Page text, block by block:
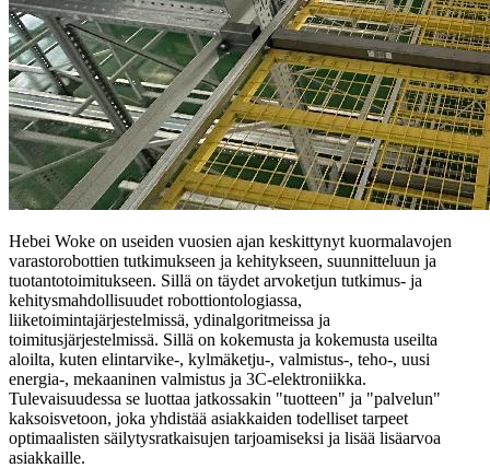
Hebei Woke on useiden vuosien ajan keskittynyt kuormalavojen
varastorobottien tutkimukseen ja kehitykseen, suunnitteluun ja
tuotantotoimitukseen. Sillä on täydet arvoketjun tutkimus- ja
kehitysmahdollisuudet robottiontologiassa,
liiketoimintajärjestelmissä, ydinalgoritmeissa ja
toimitusjärjestelmissä. Sillä on kokemusta ja kokemusta useilta
aloilta, kuten elintarvike-, kylmäketju-, valmistus-, teho-, uusi
energia-, mekaaninen valmistus ja 3C-elektroniikka.
Tulevaisuudessa se luottaa jatkossakin "tuotteen" ja "palvelun"
kaksoisvetoon, joka yhdistää asiakkaiden todelliset tarpeet
optimaalisten säilytysratkaisujen tarjoamiseksi ja lisää lisäarvoa
asiakkaille.